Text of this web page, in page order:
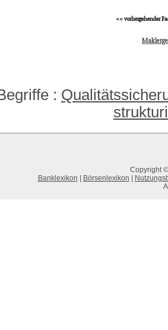
<< vorhergehender
:
Copyright
Banklexikon
Börsenlexikon